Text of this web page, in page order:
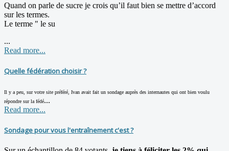
Quand on parle de sucre je crois qu’il faut bien se mettre d’accord
sur les termes.
Le terme " le su
...
Read more...
Quelle fédération choisir ?
Il y a peu, sur votre site préféré, Ivan avait fait un sondage auprès des internautes qui ont bien voulu
répondre sur la fédé...
Read more...
Sondage pour vous l'entraînement c'est ?